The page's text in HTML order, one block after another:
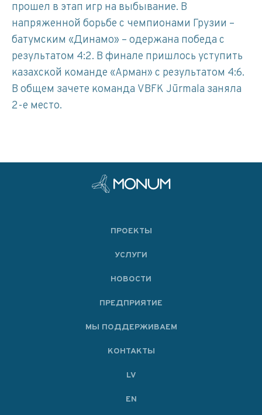
прошел в этап игр на выбывание. В
напряженной борьбе с чемпионами Грузии –
батумским «Динамо» – одержана победа с
результатом 4:2. В финале пришлось уступить
казахской команде «Арман» с результатом 4:6.
В общем зачете команда VBFK Jūrmala заняла
2-е место.
ПРОЕКТЫ
УСЛУГИ
НОВОСТИ
ПРЕДПРИЯТИЕ
МЫ ПОДДЕРЖИВАЕМ
KОНТАКТЫ
LV
EN